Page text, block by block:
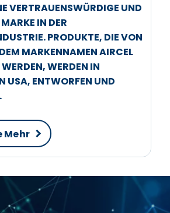
VERTRAUENSWÜRDIGE UND
IN DER
PRODUKTE, DIE VON
MARKENNAMEN AIRCEL
WERDEN IN
USA, ENTWORFEN UND
Mehr